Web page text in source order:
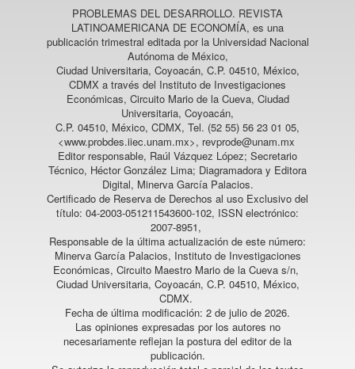
PROBLEMAS DEL DESARROLLO. REVISTA
LATINOAMERICANA DE ECONOMÍA, es una
publicación trimestral editada por la Universidad Nacional
Autónoma de México,
Ciudad Universitaria, Coyoacán, C.P. 04510, México,
CDMX a través del Instituto de Investigaciones
Económicas, Circuito Mario de la Cueva, Ciudad
Universitaria, Coyoacán,
C.P. 04510, México, CDMX, Tel. (52 55) 56 23 01 05,
<www.probdes.iiec.unam.mx>, revprode@unam.mx
Editor responsable, Raúl Vázquez López; Secretario
Técnico, Héctor González Lima; Diagramadora y Editora
Digital, Minerva García Palacios.
Certificado de Reserva de Derechos al uso Exclusivo del
título: 04-2003-051211543600-102, ISSN electrónico:
2007-8951,
Responsable de la última actualización de este número:
Minerva García Palacios, Instituto de Investigaciones
Económicas, Circuito Maestro Mario de la Cueva s/n,
Ciudad Universitaria, Coyoacán, C.P. 04510, México,
CDMX.
Fecha de última modificación: 2 de julio de 2026.
Las opiniones expresadas por los autores no
necesariamente reflejan la postura del editor de la
publicación.